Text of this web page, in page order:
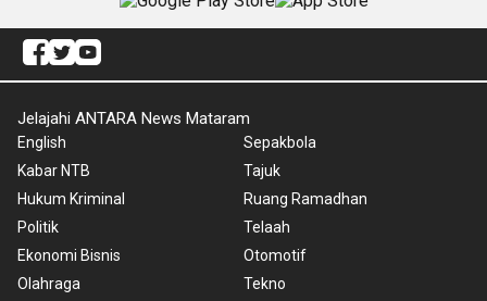
Jelajahi ANTARA News Mataram
English
Kabar NTB
Hukum Kriminal
Politik
Ekonomi Bisnis
Olahraga
Sepakbola
Tajuk
Ruang Ramadhan
Telaah
Otomotif
Tekno